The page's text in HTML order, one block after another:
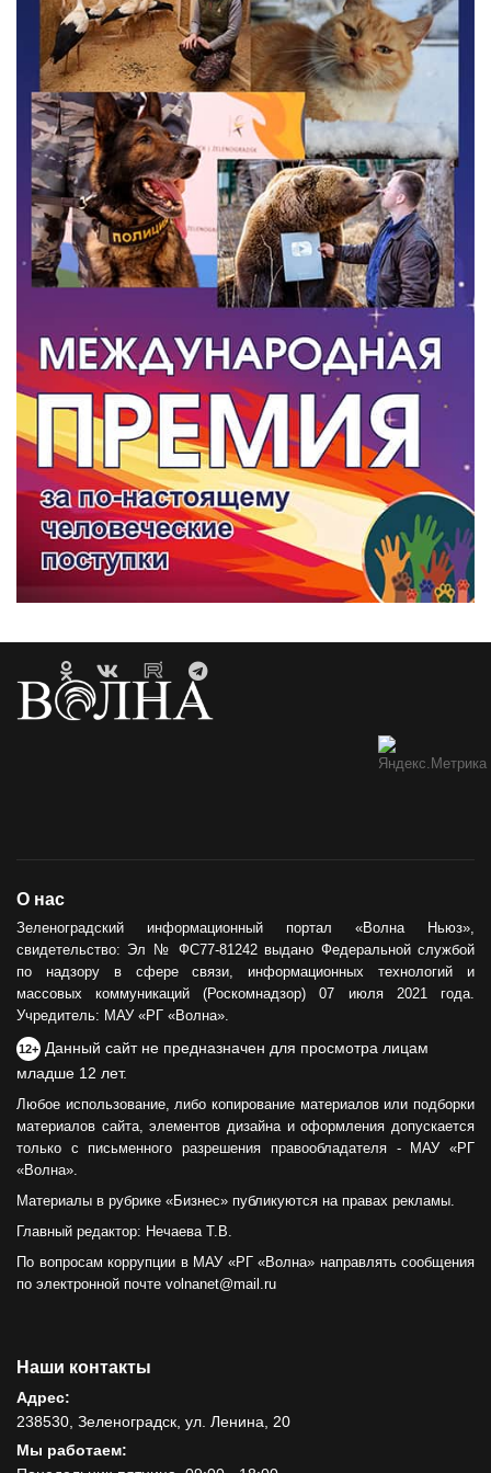
О нас
Зеленоградский информационный портал «Волна Ньюз»,
свидетельство: Эл № ФС77-81242 выдано Федеральной службой
по надзору в сфере связи, информационных технологий и
массовых коммуникаций (Роскомнадзор) 07 июля 2021 года.
Учредитель: МАУ «РГ «Волна».
12+ Данный сайт не предназначен для просмотра лицам
младше 12 лет.
Любое использование, либо копирование материалов или подборки
материалов сайта, элементов дизайна и оформления допускается
только с письменного разрешения правообладателя - МАУ «РГ
«Волна».
Материалы в рубрике «Бизнес» публикуются на правах рекламы.
Главный редактор: Нечаева Т.В.
По вопросам коррупции в МАУ «РГ «Волна» направлять сообщения
по электронной почте volnanet@mail.ru
Наши контакты
Адрес:
238530, Зеленоградск, ул. Ленина, 20
Мы работаем: